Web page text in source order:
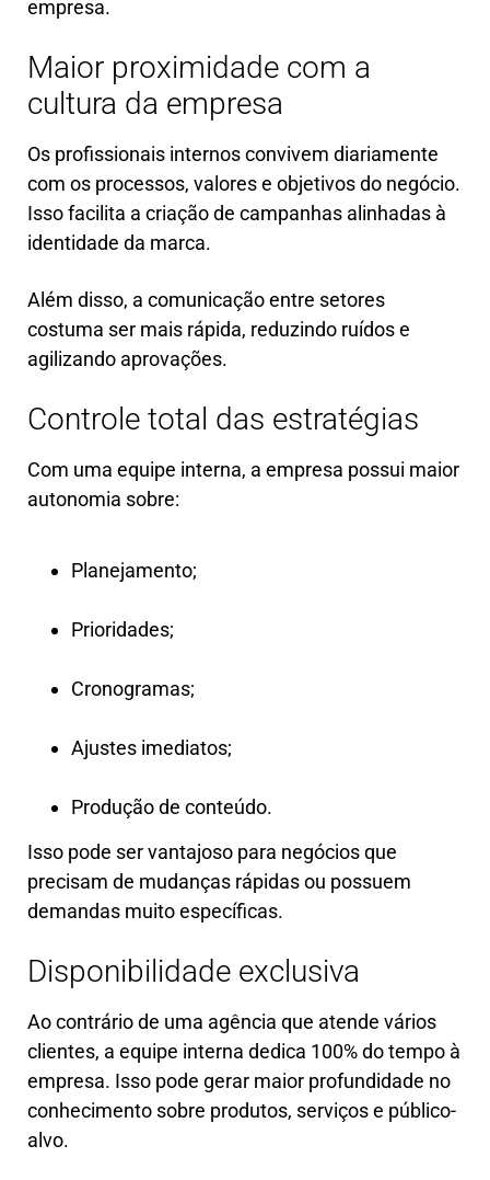
empresa.
Maior proximidade com a
cultura da empresa
Os profissionais internos convivem diariamente
com os processos, valores e objetivos do negócio.
Isso facilita a criação de campanhas alinhadas à
identidade da marca.
Além disso, a comunicação entre setores
costuma ser mais rápida, reduzindo ruídos e
agilizando aprovações.
Controle total das estratégias
Com uma equipe interna, a empresa possui maior
autonomia sobre:
Planejamento;
Prioridades;
Cronogramas;
Ajustes imediatos;
Produção de conteúdo.
Isso pode ser vantajoso para negócios que
precisam de mudanças rápidas ou possuem
demandas muito específicas.
Disponibilidade exclusiva
Ao contrário de uma agência que atende vários
clientes, a equipe interna dedica 100% do tempo à
empresa. Isso pode gerar maior profundidade no
conhecimento sobre produtos, serviços e público-
alvo.